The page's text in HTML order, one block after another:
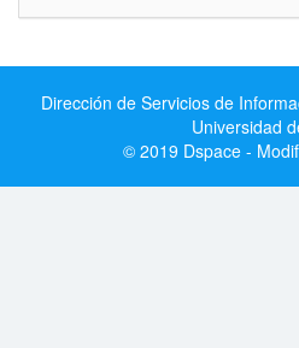
Dirección de Servicios de
Universidad
© 2019 Dspace -